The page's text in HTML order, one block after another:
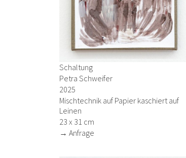
Schaltung
Petra Schweifer
2025
Mischtechnik auf Papier kaschiert auf
Leinen
23 x 31 cm
→ Anfrage